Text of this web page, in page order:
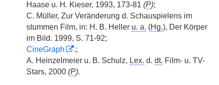
Haase u. H. Kieser, 1993, 173-81 (P);
C. Müller, Zur Veränderung d. Schauspielens im
stummen Film, in: H. B. Heller u. a. (Hg.), Der Körper
im Bild. 1999, S. 71-92;
CineGraph
.;
A. Heinzelmeier u. B. Schulz, Lex. d. dt. Film- u. TV-
Stars, 2000 (P).